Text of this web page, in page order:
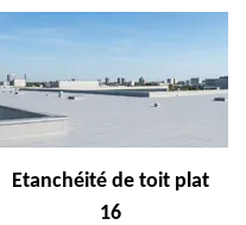
Etanchéité de toit plat
16